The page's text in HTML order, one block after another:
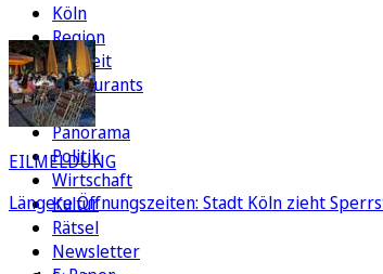
Köln
Region
Freizeit
Restaurants
FC
Panorama
Politik
Wirtschaft
Kultur
Rätsel
Newsletter
EILMELDUNG
Längere Öffnungszeiten: Stadt Köln zieht